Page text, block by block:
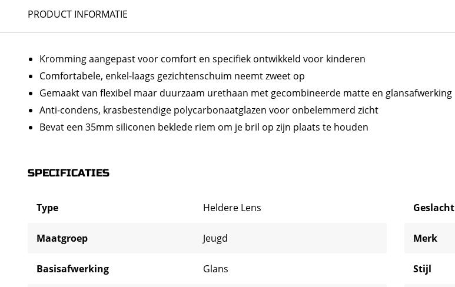
PRODUCT INFORMATIE
Kromming aangepast voor comfort en specifiek ontwikkeld voor kinderen
Comfortabele, enkel-laags gezichtenschuim neemt zweet op
Gemaakt van flexibel maar duurzaam urethaan met gecombineerde matte en glansafwerking
Anti-condens, krasbestendige polycarbonaatglazen voor onbelemmerd zicht
Bevat een 35mm siliconen beklede riem om je bril op zijn plaats te houden
SPECIFICATIES
Type Heldere Lens
Maatgroep Jeugd
Basisafwerking Glans
Geslacht
Merk
Stijl